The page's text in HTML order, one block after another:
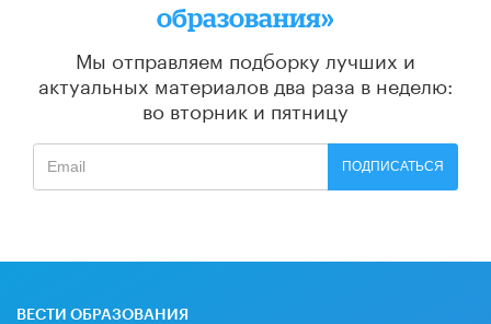
образования»
Мы отправляем подборку лучших и
актуальных материалов два раза в неделю:
во вторник и пятницу
ПОДПИСАТЬСЯ
ВЕСТИ ОБРАЗОВАНИЯ